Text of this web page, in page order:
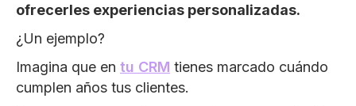
ofrecerles experiencias personalizadas.
¿Un ejemplo?
Imagina que en tu CRM tienes marcado cuándo
cumplen años tus clientes.